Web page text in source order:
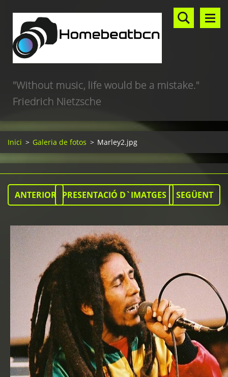
"Without music, life would be a mistake."
Friedrich Nietzsche
Inici > Galeria de fotos > Marley2.jpg
ANTERIOR PRESENTACIÓ D`IMATGES SEGÜENT